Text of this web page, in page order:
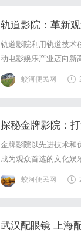
轨道影院：革新
轨道影院利用轨道技术
动电影娱乐产业迈向新
蛟河便民网
探秘金牌影院：
金牌影院以先进技术和
成为观众首选的文化娱
蛟河便民网
武汉配眼镜 上海